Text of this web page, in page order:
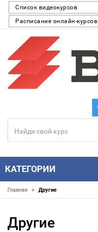
Список видеокурсов
Расписание онлайн-курсов
КАТЕГОРИИ
Главная » Другие
Другие